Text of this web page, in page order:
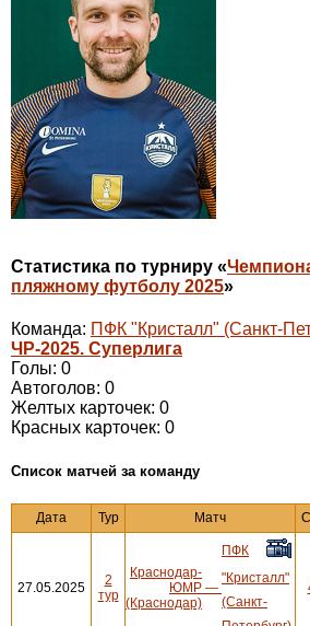
Статистика по турниру «
пляжному футболу 2025»
Команда: ПФК "Кристалл" (Санкт-
ЧР-2025. Суперлига
Голы: 0
Автоголов: 0
Желтых карточек: 0
Красных карточек: 0
Cписок матчей за команду
Дата Тур Матч
27.05.2025
2
тур
Краснодар-
ЮМР
(Краснодар)
—
ПФК
"Кристалл"
(Санкт-